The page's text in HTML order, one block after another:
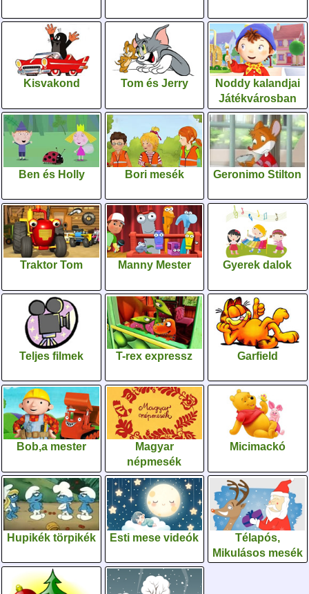
Kisvakond Tom és Jerry
Noddy kalandjai
Játékvárosban
Ben és Holly Bori mesék Geronimo Stilton
Traktor Tom Manny Mester Gyerek dalok
Teljes filmek T-rex expressz Garfield
Bob,a mester
Magyar
népmesék
Micimackó
Hupikék törpikék Esti mese videók
Télapós,
Mikulásos mesék